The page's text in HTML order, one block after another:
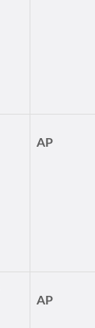
AP
AP